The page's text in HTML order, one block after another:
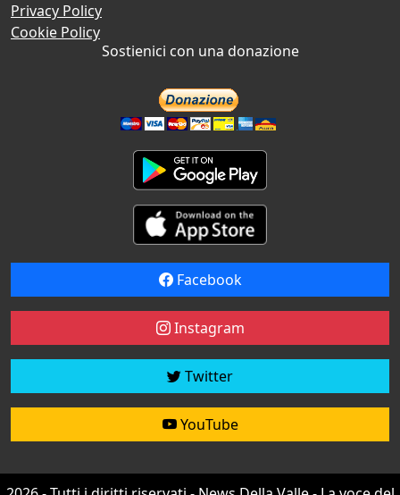
Privacy Policy
Cookie Policy
Sostienici con una donazione
Facebook
Instagram
Twitter
YouTube